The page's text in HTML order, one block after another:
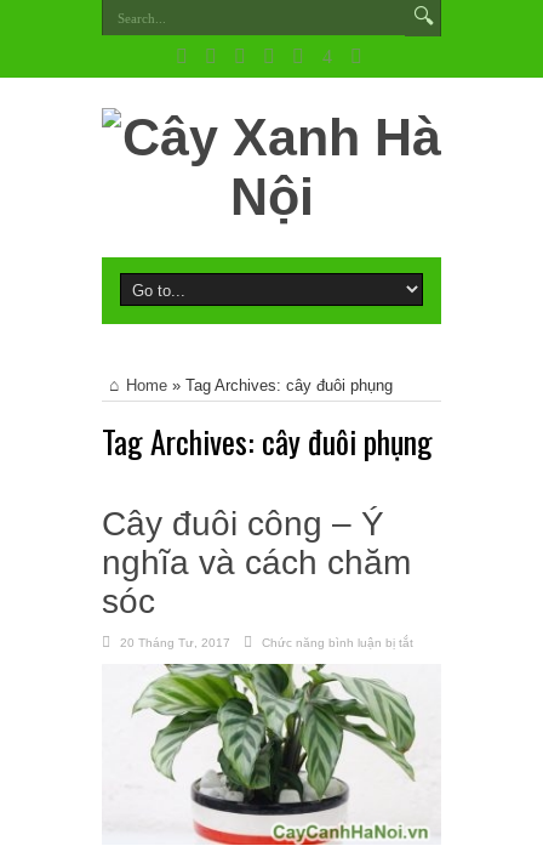
Home » Tag Archives: cây đuôi phụng
Tag Archives: cây đuôi phụng
Cây đuôi công – Ý
nghĩa và cách chăm
sóc
20 Tháng Tư, 2017 Chức năng bình luận bị tắt
nghĩa
và
sóc